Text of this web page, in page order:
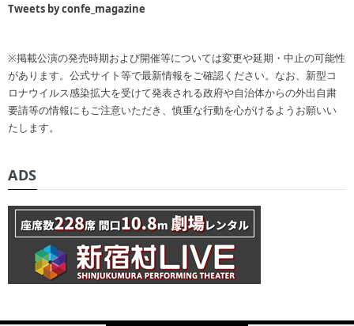
Tweets by confe_magazine
※掲載公演の発売時期および開催等については変更や延期・中止の可能性
があります。公式サイト等で最新情報をご確認ください。なお、新型コ
ロナウイルス感染拡大を受けて発表される政府や自治体からの外出自粛
要請等の情報にもご注意いただき、慎重な行動を心がけるようお願いい
たします。
ADS